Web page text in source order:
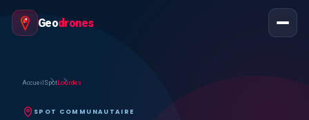
Geodrones
Accueil SpotLourdes
SPOT COMMUNAUTAIRE